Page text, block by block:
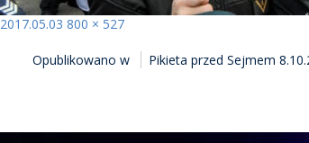
Opublikowano
2017.05.03 Pełny
800 × 527
WPISUOpublikowano w Pikieta przed Sejmem